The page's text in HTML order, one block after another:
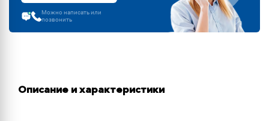
Можно написать или
позвонить
Описание и характеристики